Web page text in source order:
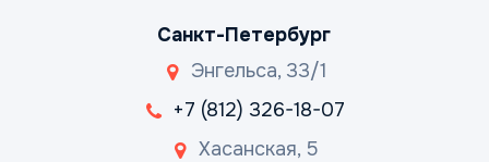
Санкт-Петербург
Энгельса, 33/1
+7 (812) 326-18-07
Хасанская, 5